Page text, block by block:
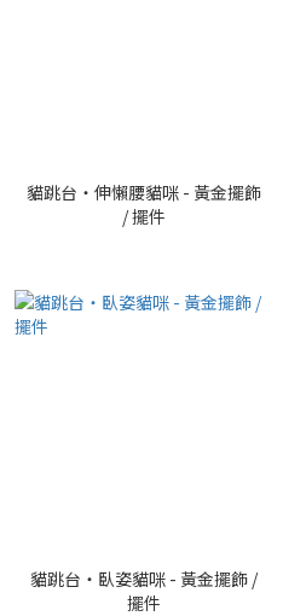
貓跳台・伸懶腰貓咪 - 黃金擺飾
/ 擺件
貓跳台・臥姿貓咪 - 黃金擺飾 /
擺件